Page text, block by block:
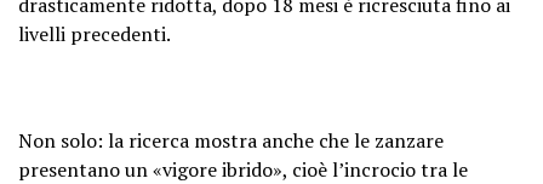
livelli precedenti.
Non solo: la ricerca mostra anche che le zanzare
presentano un «vigore ibrido», cioè l’incrocio tra le